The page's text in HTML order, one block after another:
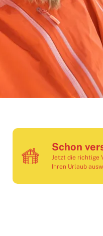
Schon
Jetzt die richtige
Ihren Urlaub